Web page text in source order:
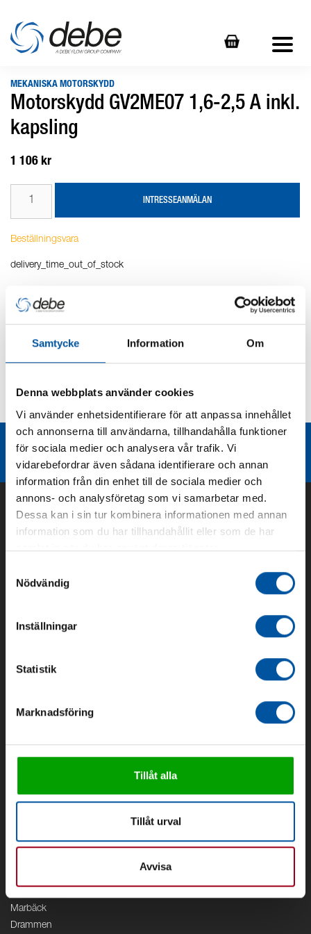
Samtycke Information Om
Denna webbplats använder cookies
Vi använder enhetsidentifierare för att anpassa innehållet
och annonserna till användarna, tillhandahålla funktioner
för sociala medier och analysera vår trafik. Vi
vidarebefordrar även sådana identifierare och annan
information från din enhet till de sociala medier och
annons- och analysföretag som vi samarbetar med.
Dessa kan i sin tur kombinera informationen med annan
information som du har tillhandahållit eller som de har
samlat in när du har använt deras tjänster.
Nödvändig
Inställningar
Statistik
Marknadsföring
Tillåt alla
Tillåt urval
Avvisa
MEKANISKA MOTORSKYDD
Motorskydd GV2ME07 1,6-2,5 A inkl.
kapsling
1 106 kr
INTRESSEANMÄLAN
Beställningsvara
delivery_time_out_of_stock
Produktbeskrivning
Teknisk dokumentation
Liknande produktgrupper
Områden
Vattenrening
Geoenergi
Debe
Marbäck
Drammen